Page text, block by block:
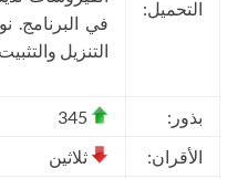
التحميل:
في البرنامج.
التنزيل والتثبيت.
بذور:
الأقران:
ثلاثين